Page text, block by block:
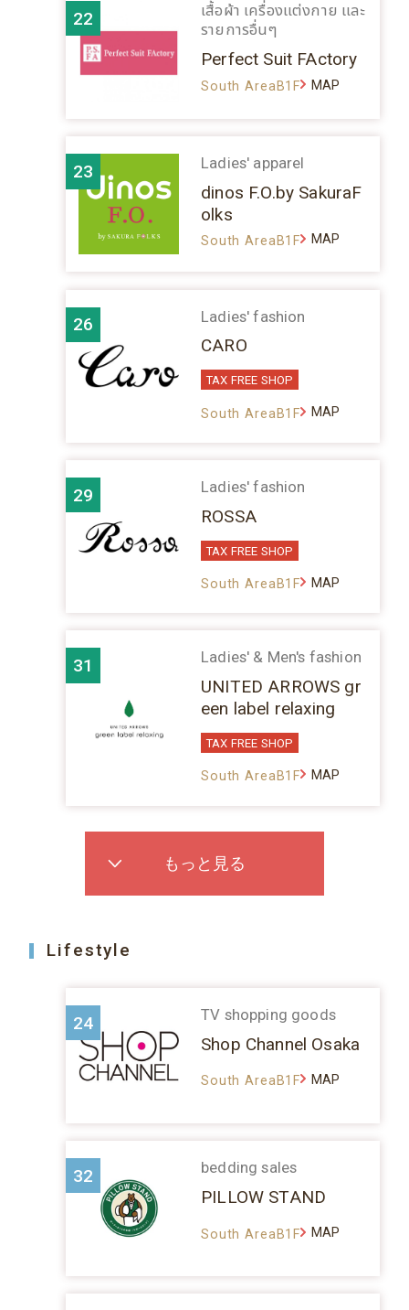
22
เสื้อผ้า เครื่องแต่งกาย และ
รายการอื่นๆ
Perfect Suit FActory
South AreaB1F MAP
23 Ladies' apparel
dinos F.O.by SakuraF
olks
South AreaB1F MAP
26 Ladies' fashion
CARO
TAX FREE SHOP
South AreaB1F MAP
29 Ladies' fashion
ROSSA
TAX FREE SHOP
South AreaB1F MAP
31 Ladies' & Men's fashion
UNITED ARROWS gr
een label relaxing
TAX FREE SHOP
South AreaB1F MAP
もっと見る
Lifestyle
24 TV shopping goods
Shop Channel Osaka
South AreaB1F MAP
32 bedding sales
PILLOW STAND
South AreaB1F MAP